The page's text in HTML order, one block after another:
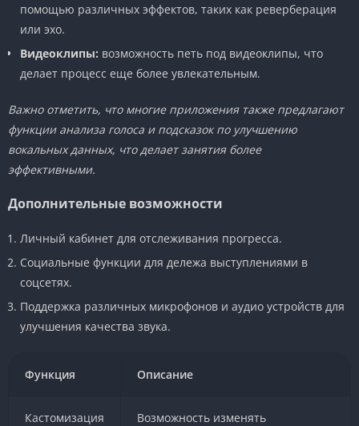
помощью различных эффектов, таких как реверберация
или эхо.
Видеоклипы: возможность петь под видеоклипы, что
делает процесс еще более увлекательным.
Важно отметить, что многие приложения также предлагают
функции анализа голоса и подсказок по улучшению
вокальных данных, что делает занятия более
эффективными.
Дополнительные возможности
Личный кабинет для отслеживания прогресса.
Социальные функции для дележа выступлениями в
соцсетях.
Поддержка различных микрофонов и аудио устройств для
улучшения качества звука.
Функция Описание
Кастомизация
Возможность изменять